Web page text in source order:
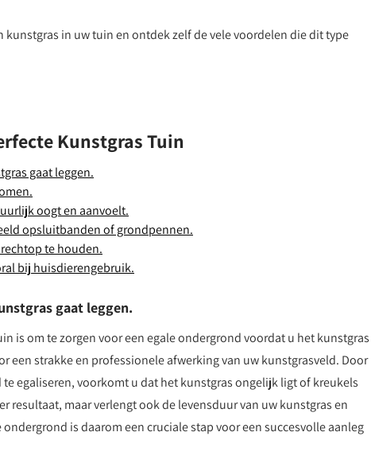
kunstgras in uw tuin en ontdek zelf de vele voordelen die dit type
Kunstgras Tuin
gaat leggen.
oogt en aanvoelt.
opsluitbanden of grondpennen.
te houden.
bij huisdierengebruik.
gaat leggen.
is om te zorgen voor een egale ondergrond voordat u het kunstgras
een strakke en professionele afwerking van uw kunstgrasveld. Door
egaliseren, voorkomt u dat het kunstgras ongelijk ligt of kreukels
resultaat, maar verlengt ook de levensduur van uw kunstgras en
is daarom een cruciale stap voor een succesvolle aanleg